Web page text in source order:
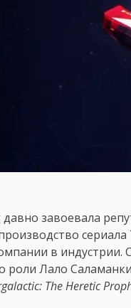
завоевала
в
роли Лало
The Heretic